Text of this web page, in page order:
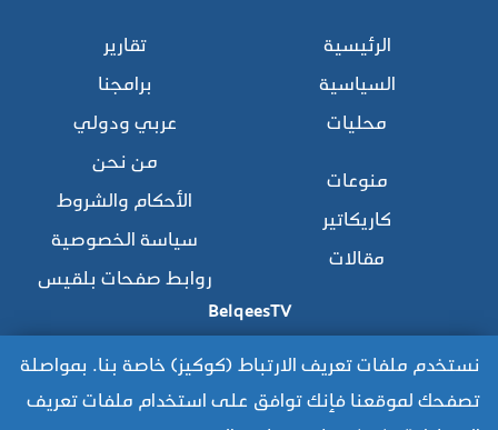
نستخدم ملفات تعريف الارتباط (كوكيز) خاصة بنا. بمواصلة
تصفحك لموقعنا فإنك توافق على استخدام ملفات تعريف
الرئيسية
السياسية
محليات
تقارير
برامجنا
عربي ودولي
منوعات
كاريكاتير
مقالات
من نحن
الأحكام والشروط
سياسة الخصوصية
روابط صفحات بلقيس
BelqeesTV
للوصول للموقع القديم: